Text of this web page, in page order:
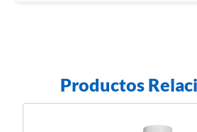
Productos